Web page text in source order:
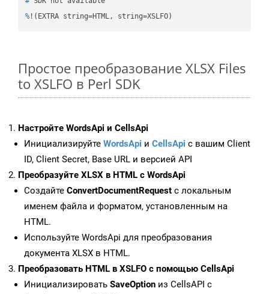
% !(EXTRA string=HTML, string=XSLFO)
Простое преобразование XLSX Files
to XSLFO в Perl SDK
Настройте WordsApi и CellsApi
Инициализируйте WordsApi и CellsApi с вашим Client
ID, Client Secret, Base URL и версией API
Преобразуйте XLSX в HTML с WordsApi
Создайте ConvertDocumentRequest с локальным
именем файла и форматом, установленным на
HTML.
Используйте WordsApi для преобразования
документа XLSX в HTML.
Преобразовать HTML в XSLFO с помощью CellsApi
Инициализировать SaveOption из CellsAPI с